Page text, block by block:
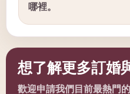
哪裡。
想了解更多訂婚
歡迎申請我們目前最熱門